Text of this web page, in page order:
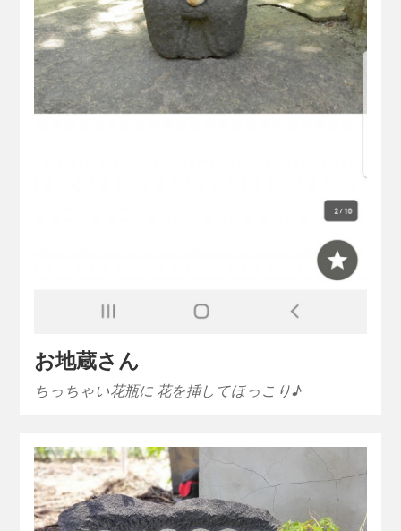
お地蔵さん
ちっちゃい花瓶に 花を挿してほっこり♪